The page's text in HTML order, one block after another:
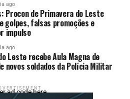
ago
Procon de Primavera do Leste
golpes, falsas promoções e
impulso
ago
Leste recebe Aula Magna de
novos soldados da Polícia Militar
ad code here